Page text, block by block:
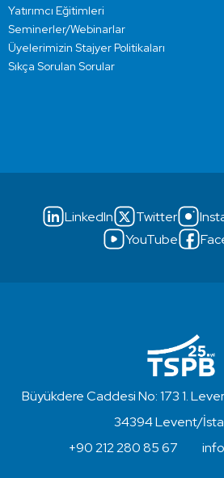
Yatırımcı Eğitimleri
Seminerler/Webinarlar
Üyelerimizin Stajyer Politikaları
Sıkça Sorulan Sorular
LinkedIn Twitter
YouTube
Büyükdere Caddesi No: 173 1.
34394 Levent/
+90 212 280 85 67